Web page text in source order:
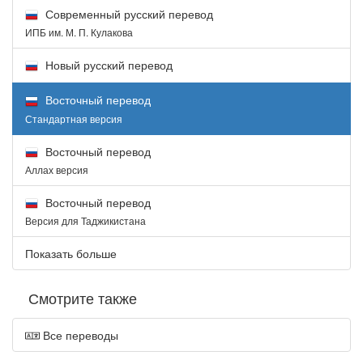
Современный русский перевод
ИПБ им. М. П. Кулакова
Новый русский перевод
Восточный перевод
Стандартная версия
Восточный перевод
Аллах версия
Восточный перевод
Версия для Таджикистана
Показать больше
Смотрите также
Все переводы